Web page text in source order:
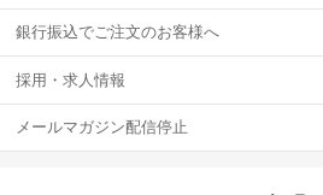
銀行振込でご注文のお客様へ
採用・求人情報
メールマガジン配信停止